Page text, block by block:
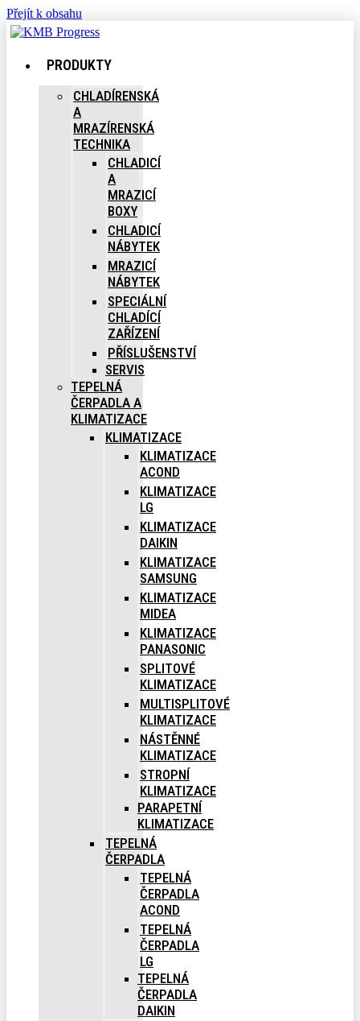
Přejít k obsahu
PRODUKTY
CHLADÍRENSKÁ
A
MRAZÍRENSKÁ
TECHNIKA
CHLADICÍ
A
MRAZICÍ
BOXY
CHLADICÍ
NÁBYTEK
MRAZICÍ
NÁBYTEK
SPECIÁLNÍ
CHLADÍCÍ
ZAŘÍZENÍ
PŘÍSLUŠENSTVÍ
SERVIS
TEPELNÁ
ČERPADLA A
KLIMATIZACE
KLIMATIZACE
KLIMATIZACE
ACOND
KLIMATIZACE
LG
KLIMATIZACE
DAIKIN
KLIMATIZACE
SAMSUNG
KLIMATIZACE
MIDEA
KLIMATIZACE
PANASONIC
SPLITOVÉ
KLIMATIZACE
MULTISPLITOVÉ
KLIMATIZACE
NÁSTĚNNÉ
KLIMATIZACE
STROPNÍ
KLIMATIZACE
PARAPETNÍ
KLIMATIZACE
TEPELNÁ
ČERPADLA
TEPELNÁ
ČERPADLA
ACOND
TEPELNÁ
ČERPADLA
LG
TEPELNÁ
ČERPADLA
DAIKIN